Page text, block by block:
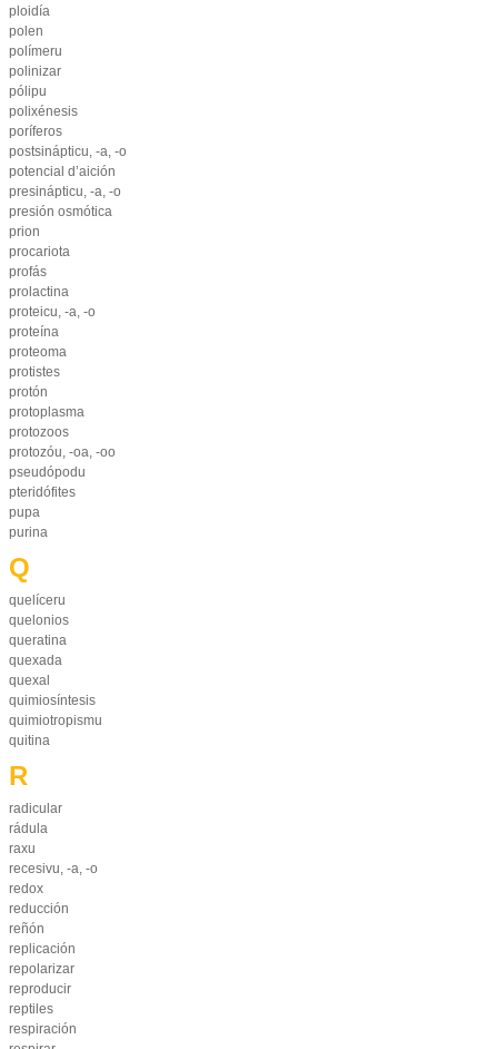
ploidía
polen
polímeru
polinizar
pólipu
polixénesis
poríferos
postsinápticu, -a, -o
potencial d’aición
presinápticu, -a, -o
presión osmótica
prion
procariota
profás
prolactina
proteicu, -a, -o
proteína
proteoma
protistes
protón
protoplasma
protozoos
protozóu, -oa, -oo
pseudópodu
pteridófites
pupa
purina
Q
quelíceru
quelonios
queratina
quexada
quexal
quimiosíntesis
quimiotropismu
quitina
R
radicular
rádula
raxu
recesivu, -a, -o
redox
reducción
reñón
replicación
repolarizar
reproducir
reptiles
respiración